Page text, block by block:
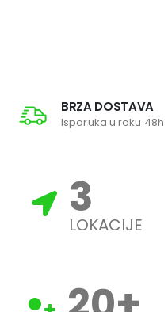
BRZA DOSTAVA
Isporuka u roku 48h
3
LOKACIJE